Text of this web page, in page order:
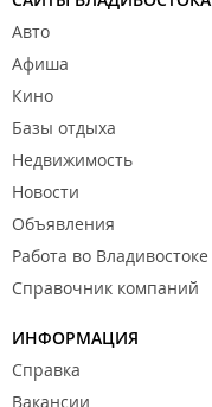
Авто
Афиша
Кино
Базы отдыха
Недвижимость
Новости
Объявления
Работа во Владивостоке
Справочник компаний
ИНФОРМАЦИЯ
Справка
Вакансии